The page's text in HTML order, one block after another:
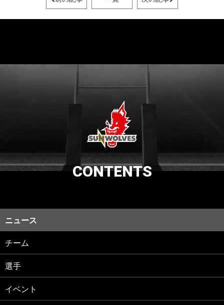
CONTENTS
ニュース
チーム
選手
イベント